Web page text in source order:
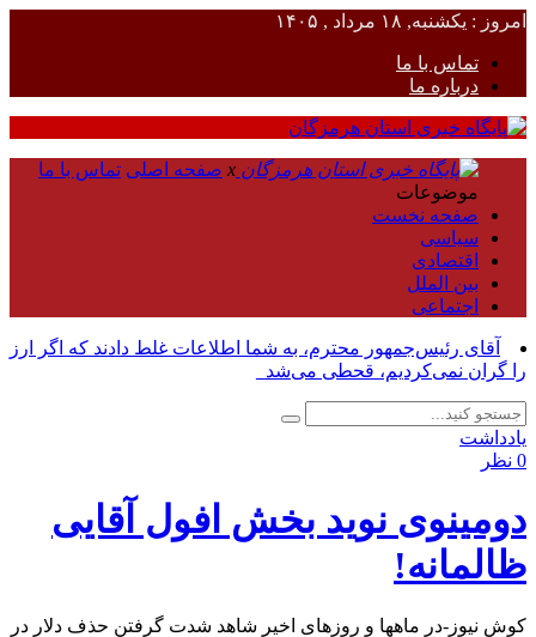
امروز : یکشنبه, ۱۸ مرداد , ۱۴۰۵
تماس با ما
درباره ما
x صفحه اصلی تماس با ما
موضوعات
صفحه نخست
سیاسی
اقتصادی
بین الملل
اجتماعی
آقای رئیس‌جمهور محترم، به شما اطلاعات غلط دادند که اگر ارز
را گران نمی‌کردیم، قحطی می‌شد_
یادداشت
0 نظر
دومینوی نوید بخش افول آقایی
ظالمانه!
کوش نیوز-در ماهها و روزهای اخیر شاهد شدت گرفتن حذف دلار در